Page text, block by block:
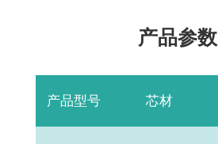
产品参数
产品型号 芯材